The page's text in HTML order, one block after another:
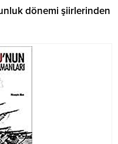
dönemi şiirlerinden